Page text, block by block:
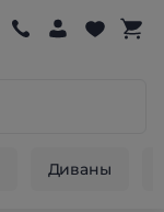
Диваны